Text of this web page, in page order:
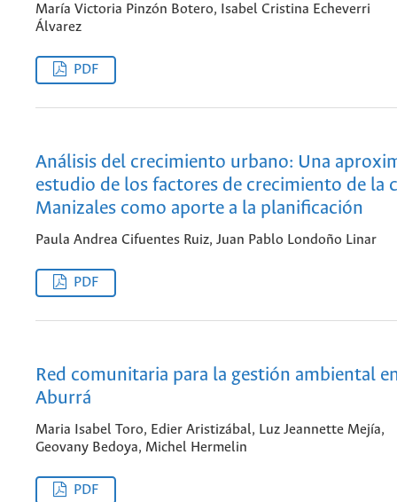
María Victoria Pinzón Botero, Isabel Cristina Echeverri
Álvarez
PDF
Análisis del crecimiento urbano: Una
estudio de los factores de crecimiento de la
Manizales como aporte a la planificación
Paula Andrea Cifuentes Ruiz, Juan Pablo Londoño Linar
PDF
Red comunitaria para la gestión ambiental
Aburrá
Maria Isabel Toro, Edier Aristizábal, Luz Jeannette Mejía,
Geovany Bedoya, Michel Hermelin
PDF